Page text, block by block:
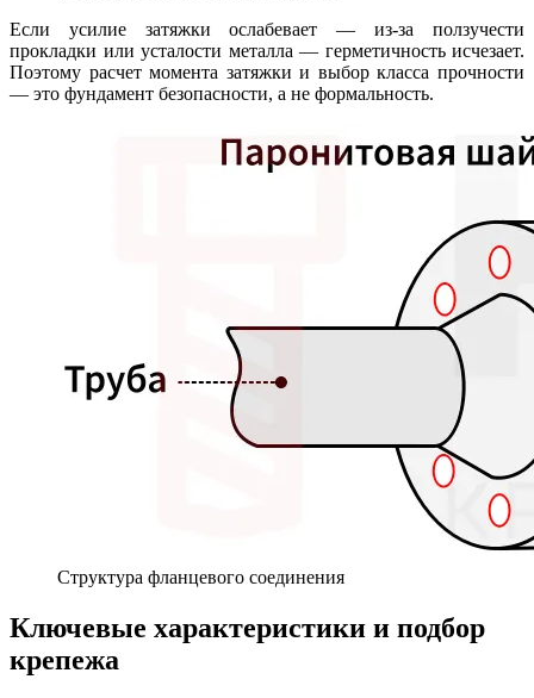
Если усилие затяжки ослабевает — из-за ползучести
прокладки или усталости металла — герметичность исчезает.
Поэтому расчет момента затяжки и выбор класса прочности
— это фундамент безопасности, а не формальность.
Структура фланцевого соединения
Ключевые характеристики и подбор
крепежа